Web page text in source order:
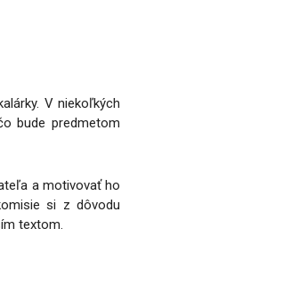
V niekoľkých
bude predmetom
a motivovať ho
si z dôvodu
textom.